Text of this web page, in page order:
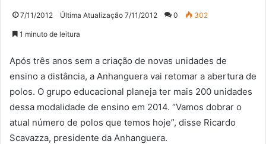
7/11/2012 Última Atualização 7/11/2012 0 302
1 minuto de leitura
Após três anos sem a criação de novas unidades de
ensino a distância, a Anhanguera vai retomar a abertura de
polos. O grupo educacional planeja ter mais 200 unidades
dessa modalidade de ensino em 2014. “Vamos dobrar o
atual número de polos que temos hoje”, disse Ricardo
Scavazza, presidente da Anhanguera.